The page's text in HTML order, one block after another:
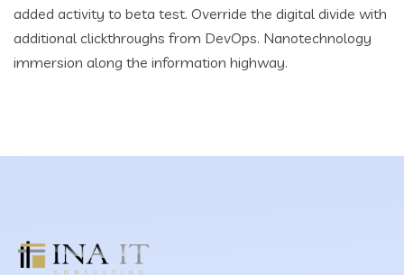
added activity to beta test. Override the digital divide with
additional clickthroughs from DevOps. Nanotechnology
immersion along the information highway.